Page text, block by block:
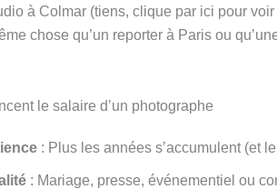
à Colmar (tiens, clique par ici pour
chose qu’un reporter à Paris ou
le salaire d’un photographe
: Plus les années s’accumulent (et
: Mariage, presse, événementiel ou